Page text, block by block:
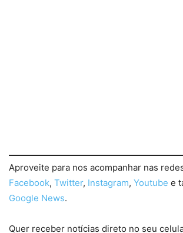
Aproveite para nos acompanhar nas
Facebook, Twitter, Instagram, Youtube e
Google News.
Quer receber notícias direto no seu